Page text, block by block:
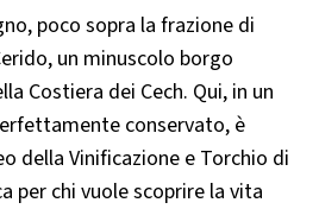
poco sopra la frazione di
un minuscolo borgo
Costiera dei Cech. Qui, in un
conservato, è
della Vinificazione e Torchio di
per chi vuole scoprire la vita